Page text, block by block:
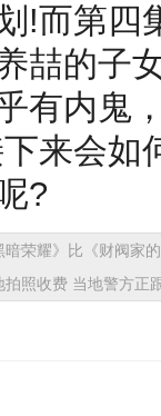
!而第四
喆的子
有内鬼
来会如
?
荣耀》比《财阀家
照收费 当地警方正